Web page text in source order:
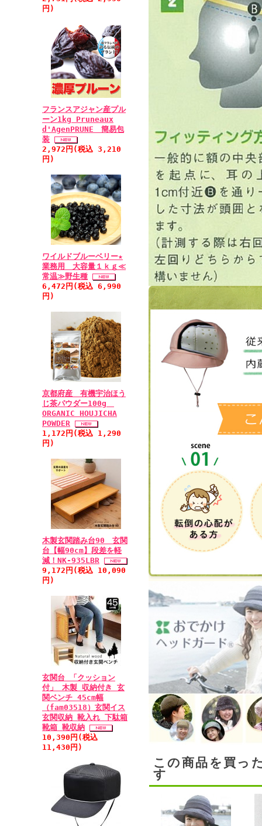
円)
フランスアジャン産プル
ーン1kg Pruneaux
d'AgenPRUNE 簡易包
装
2,972円(税込 3,210
円)
ワイルドブルーベリー★
業務用 大容量１ｋｇ≪
常温≫野生種
6,472円(税込 6,990
円)
京都府産 有機宇治ほう
じ茶パウダー100g
ORGANIC HOUJICHA
POWDER
1,172円(税込 1,290
円)
木製玄関踏み台90 玄関
台【幅90cm】段差を軽
減！NK-935LBR
9,172円(税込 10,090
円)
玄関台 「クッション
付」 木製 収納付き 玄
関ベンチ 45cm幅
（fam03518）玄関イス
玄関収納 靴入れ 下駄箱
靴箱 靴収納
10,390円(税込
11,430円)
この商品を買っ
す